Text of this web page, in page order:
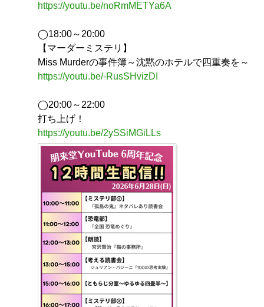
https://youtu.be/noRmMETYa6A
◯18:00～20:00
【マーダーミステリ】
Miss Murderの事件簿～沈黙のホテルで四重奏を～
https://youtu.be/-RusSHvizDI
◯20:00～22:00
打ち上げ！
https://youtu.be/2ySSiMGiLLs